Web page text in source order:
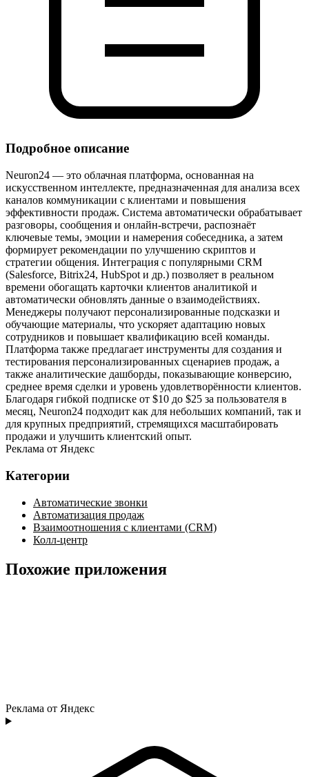
Подробное описание
Neuron24 — это облачная платформа, основанная на
искусственном интеллекте, предназначенная для анализа всех
каналов коммуникации с клиентами и повышения
эффективности продаж. Система автоматически обрабатывает
разговоры, сообщения и онлайн‑встречи, распознаёт
ключевые темы, эмоции и намерения собеседника, а затем
формирует рекомендации по улучшению скриптов и
стратегии общения. Интеграция с популярными CRM
(Salesforce, Bitrix24, HubSpot и др.) позволяет в реальном
времени обогащать карточки клиентов аналитикой и
автоматически обновлять данные о взаимодействиях.
Менеджеры получают персонализированные подсказки и
обучающие материалы, что ускоряет адаптацию новых
сотрудников и повышает квалификацию всей команды.
Платформа также предлагает инструменты для создания и
тестирования персонализированных сценариев продаж, а
также аналитические дашборды, показывающие конверсию,
среднее время сделки и уровень удовлетворённости клиентов.
Благодаря гибкой подписке от $10 до $25 за пользователя в
месяц, Neuron24 подходит как для небольших компаний, так и
для крупных предприятий, стремящихся масштабировать
продажи и улучшить клиентский опыт.
Реклама от Яндекс
Категории
Автоматические звонки
Автоматизация продаж
Взаимоотношения с клиентами (CRM)
Колл-центр
Похожие приложения
Реклама от Яндекс